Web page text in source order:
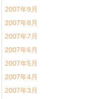
2007年9月
2007年8月
2007年7月
2007年6月
2007年5月
2007年4月
2007年3月